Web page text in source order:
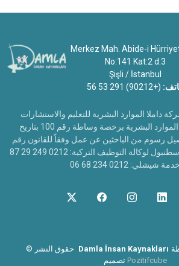
Merkez Mah. Abide-i Hürriyet
No:141 Kat:2 d:3
Şişli / İstanbul
(+90212) 291 53 56
داملا الموارد البشرية للتعليم والاستشارات
المحدودة. تعمل داملا الموارد البشرية برخصة وساطة رقم 100 بتاريخ
تحصيل رسوم من الباحثين عن عمل وفقاً للقانون رقم
4904. مديرية محافظة اسطنبول لوكالة التوظيف التركية: 0212 249 29 87
0212 234 68 06
© حقوق النشر Damla İnsan Kaynakları
تصميم Pozitifcube